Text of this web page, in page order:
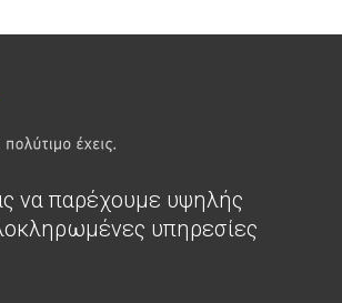
να παρέχουμε υψηλής
υπηρεσίες